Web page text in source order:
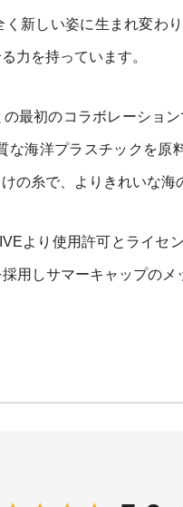
新しい姿に生まれ変わ
力を持っています。
最初のコラボレーショ
な海洋プラスチックを原
の糸で、よりきれいな海
より使用許可とライセ
用しサマーキャップのメ